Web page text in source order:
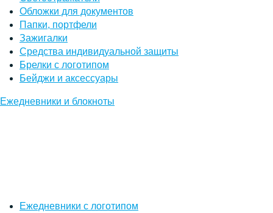
Обложки для документов
Папки, портфели
Зажигалки
Средства индивидуальной защиты
Брелки с логотипом
Бейджи и аксессуары
Ежедневники и блокноты
Ежедневники с логотипом